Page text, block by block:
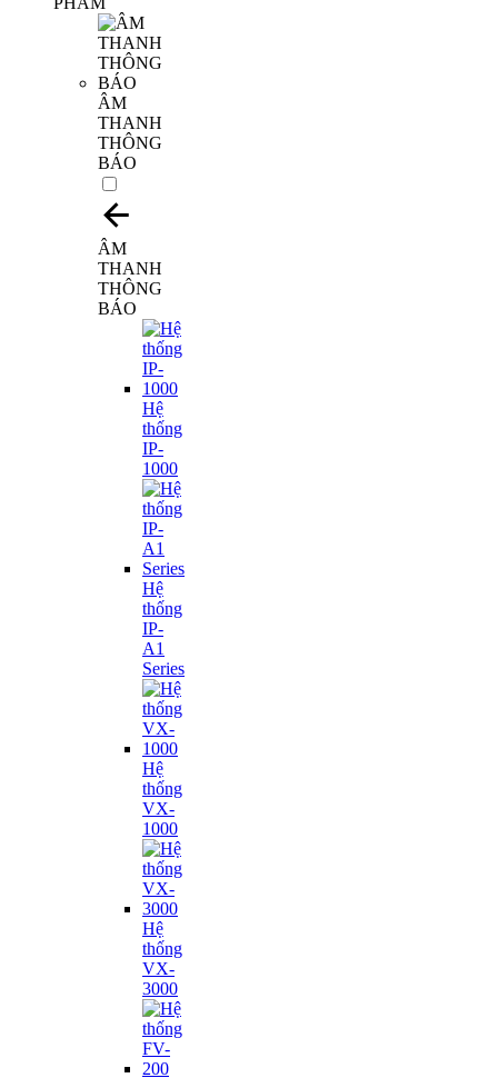
ÂM
THANH
THÔNG
BÁO
ÂM
THANH
THÔNG
BÁO
Hệ
thống
IP-
1000
Hệ
thống
IP-
A1
Series
Hệ
thống
VX-
1000
Hệ
thống
VX-
3000